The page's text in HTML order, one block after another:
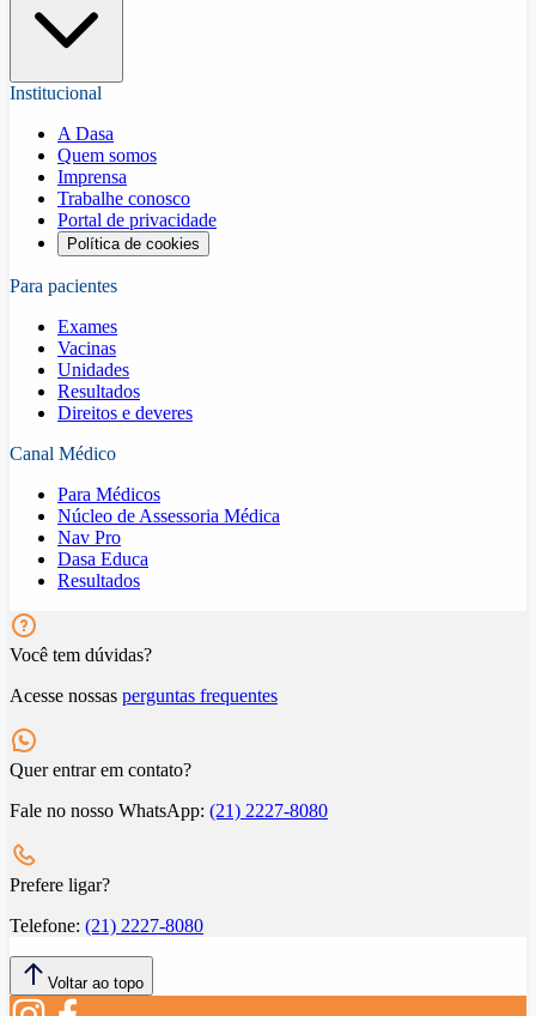
Institucional
A Dasa
Quem somos
Imprensa
Trabalhe conosco
Portal de privacidade
Política de cookies
Para pacientes
Exames
Vacinas
Unidades
Resultados
Direitos e deveres
Canal Médico
Para Médicos
Núcleo de Assessoria Médica
Nav Pro
Dasa Educa
Resultados
Você tem dúvidas?
Acesse nossas perguntas frequentes
Quer entrar em contato?
Fale no nosso WhatsApp: (21) 2227-8080
Prefere ligar?
Telefone: (21) 2227-8080
Voltar ao topo